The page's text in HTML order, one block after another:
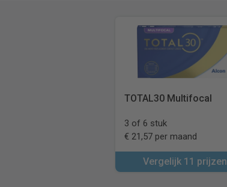
TOTAL30 Multifocal
3 of 6 stuk
€ 21,57 per maand
Vergelijk 11 prijzen